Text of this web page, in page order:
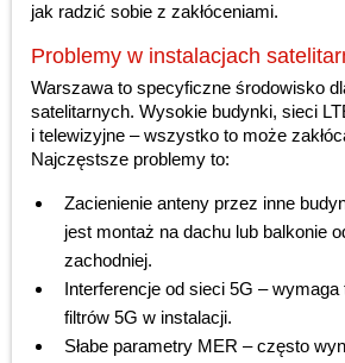
jak radzić sobie z zakłóceniami.
Problemy w instalacjach
Warszawa to specyficzne środowisko
satelitarnych. Wysokie budynki, sieci
i telewizyjne – wszystko to może
Najczęstsze problemy to:
Zacienienie anteny przez inne
jest montaż na dachu lub balkonie
zachodniej.
Interferencje od sieci 5G –
filtrów 5G w instalacji.
Słabe parametry MER – często